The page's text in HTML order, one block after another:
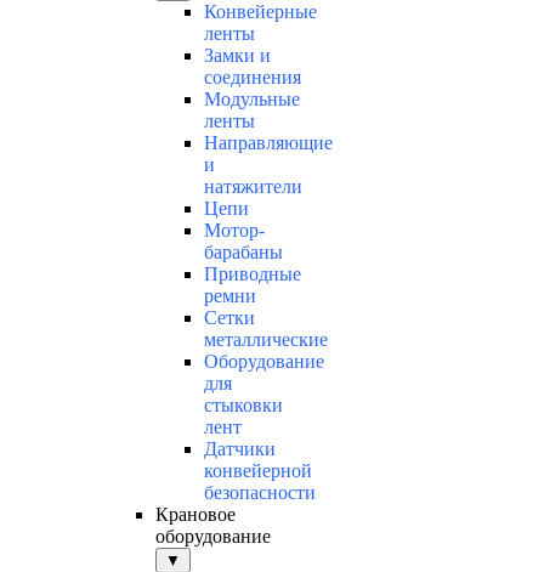
Конвейерные
ленты
Замки и
соединения
Модульные
ленты
Направляющие
и
натяжители
Цепи
Мотор-
барабаны
Приводные
ремни
Сетки
металлические
Оборудование
для
стыковки
лент
Датчики
конвейерной
безопасности
Крановое
оборудование
▼